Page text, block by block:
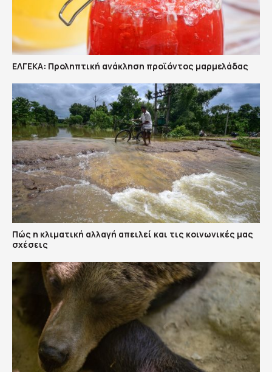
ΕΛΓΕΚΑ: Προληπτική ανάκληση προϊόντος μαρμελάδας
Πώς η κλιματική αλλαγή απειλεί και τις κοινωνικές μας
σχέσεις